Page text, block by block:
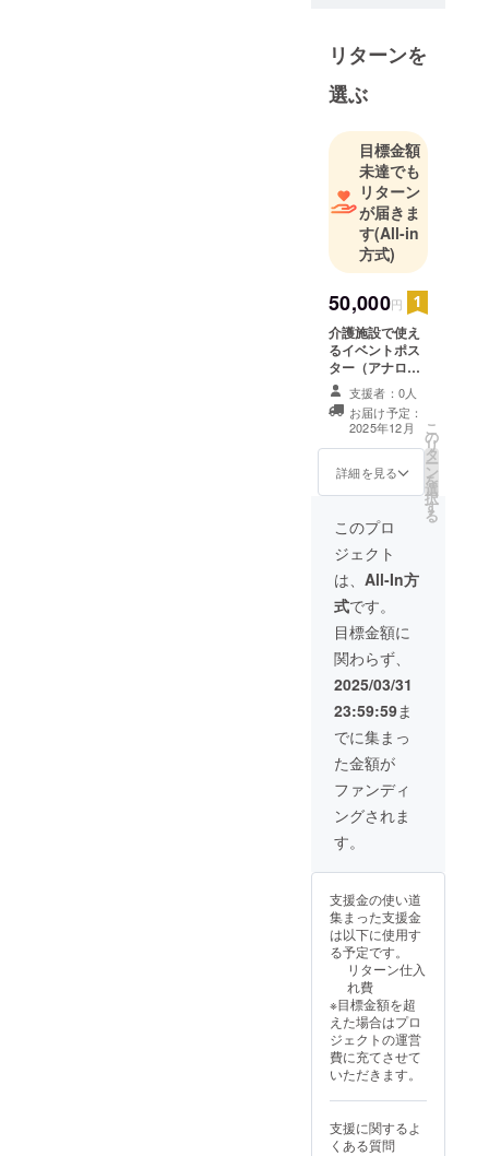
リターンを
選ぶ
目標金額
未達でも
リターン
が届きま
す(All-in
方式)
50,000円
介護施設で使え
るイベントポス
ター（アナログ
イラスト） アナ
ログイラストで
すが、介護施設
でのイベントで
使えるポスター
イラストをラン
ます。アナログ
ですので、予定
よりも長くか
かってしまう可
能性がありま
す。使用画材は
コピック、もし
くは水彩絵の具
です。商品サイ
ズは一般的なA4
す。
支援者：0人
お届け予定：
2025年12月
詳細を見る
こ
の
リ
タ
ー
ン
を
選
択
す
る
このプロ
ジェクト
は、 All-In方
式です。
目標金額に
関わらず、
2025/03/31
23:59:59ま
でに集まっ
た金額が
ファンディ
ングされま
す。
支援金の使い道
集まった支援金
は以下に使用す
る予定です。
リターン仕入
れ費
※目標金額を超
えた場合はプロ
ジェクトの運営
費に充てさせて
いただきます。
支援に関するよ
くある質問